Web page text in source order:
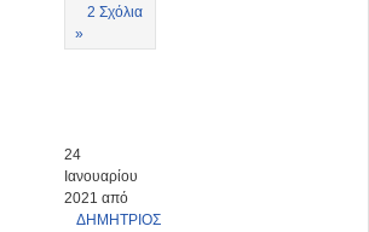
2 Σχόλια
»
24
Ιανουαρίου
2021 από
ΔΗΜΗΤΡΙΟΣ